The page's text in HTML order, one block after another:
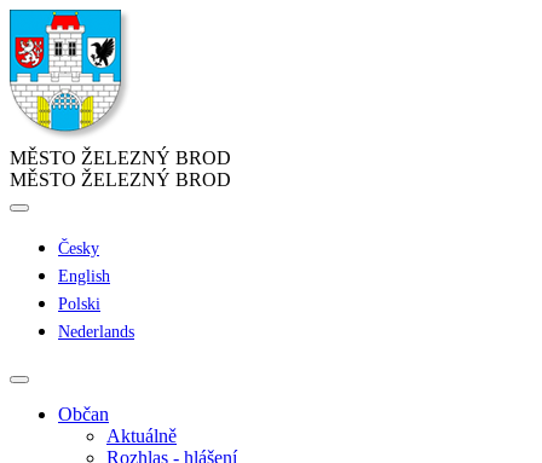
MĚSTO ŽELEZNÝ BROD
MĚSTO ŽELEZNÝ BROD
Česky
English
Polski
Nederlands
Občan
Aktuálně
Rozhlas - hlášení